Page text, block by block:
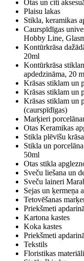
Otas un citi
Plaisu lakas
Stikla, keramikas
Caurspīdīgas
Hobby Line,
Kontūrkrāsa
20ml
Kontūrkrāsa
apdedzināma, 20
Krāsas stiklam un
Krāsas stiklam un
Krāsas stiklam un
(caurspīdīgas)
Marķieri
Otas Keramikas
Stikla plēvīšu
Stikla un
50ml
Otas stikla
Sveču liešana un
Sveču laineri
Sejas un ķermeņa
Tetovēšanas
Priekšmeti
Kartona kastes
Koka kastes
Priekšmeti
Tekstils
Floristikas materiāli